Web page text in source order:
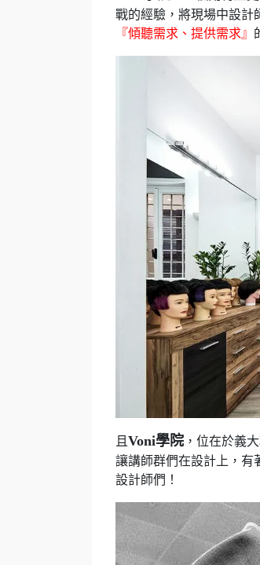
戰的經驗，將現場中設計
『傾聽需求、提供需求』
且 Voni學院 ，位在於義
讓講師群們在設計上，有
設計師們！